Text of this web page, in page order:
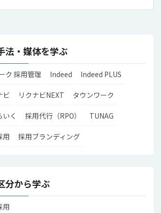
法・媒体を学ぶ
ク 採用管理 Indeed Indeed PLUS
ビ リクナビNEXT タウンワーク
いく 採用代行（RPO） TUNAG
用 採用ブランディング
分から学ぶ
用